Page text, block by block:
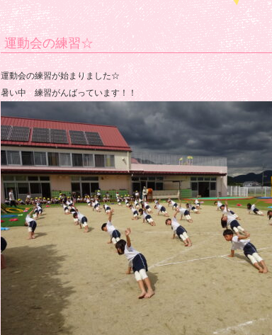
運動会の練習☆
運動会の練習が始まりました☆
暑い中 練習がんばっています！！